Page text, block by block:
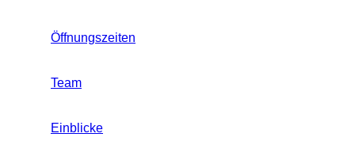
Öffnungszeiten
Team
Einblicke